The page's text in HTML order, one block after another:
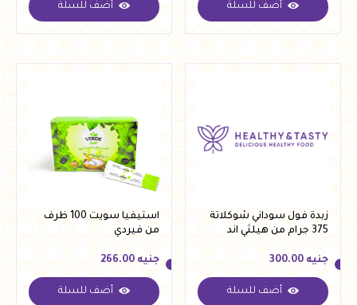
جنيه
أضف للسلة
جنيه
أضف للسلة
زبدة فول سوداني شوكلاتة
375 جرام من هيلثي اند
تيستي
جنيه
جنيه 300.00
أضف للسلة
استيفيا سويت 100 ظرف
من فيردي
جنيه
جنيه 266.00
أضف للسلة